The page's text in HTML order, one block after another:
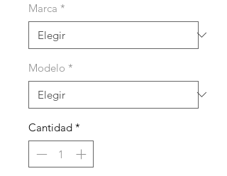
Marca *
Modelo *
Cantidad *